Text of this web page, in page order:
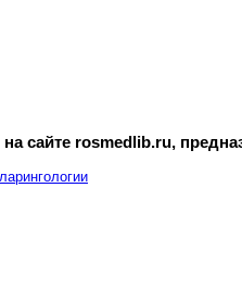
сайте rosmedlib.ru,